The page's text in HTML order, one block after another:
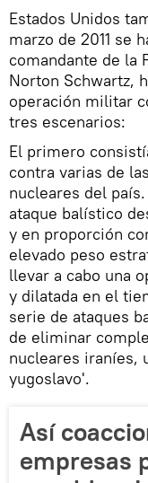
Estados Unidos
marzo de 2011 se
comandante de la
Norton Schwartz,
operación militar
tres escenarios:
El primero
contra varias de
nucleares del
ataque balístico
y en proporción
elevado peso
llevar a cabo una
y dilatada en el
serie de ataques
de eliminar
nucleares iraníes,
yugoslavo'.
Así
empresas